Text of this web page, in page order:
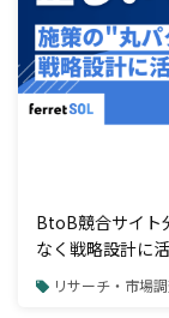
BtoB競合サイト
なく戦略設計に
リサーチ・市場